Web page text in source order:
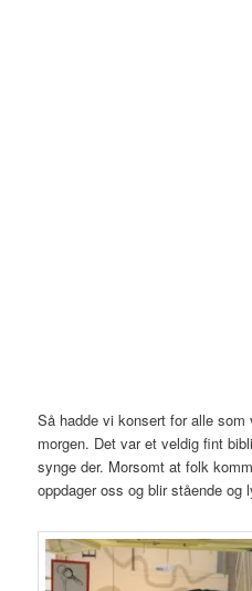
Så hadde vi konsert for alle
morgen. Det var et veldig fint
synge der. Morsomt at folk
oppdager oss og blir stående og